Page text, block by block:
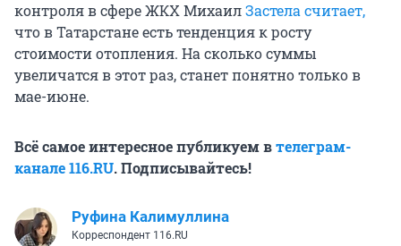
контроля в сфере ЖКХ МихаилЗастела считает,
что в Татарстане есть тенденция к росту
стоимости отопления. На сколько суммы
увеличатся в этот раз, станет понятно только в
мае-июне.
Всё самое интересное публикуем втелеграм-
канале 116.RU. Подписывайтесь!
Руфина Калимуллина
Корреспондент 116.RU